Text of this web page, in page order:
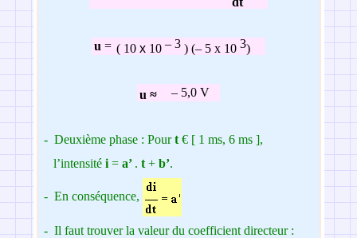
u = ( 10 x 10 – 3 ) (– 5 x 10 3)
u ≈ – 5,0 V
- Deuxième phase : Pourt € [ 1 ms, 6 ms ],
l’intensité i = a’ . t + b’.
- En conséquence,
- Il faut trouver la valeur du coefficient directeur :